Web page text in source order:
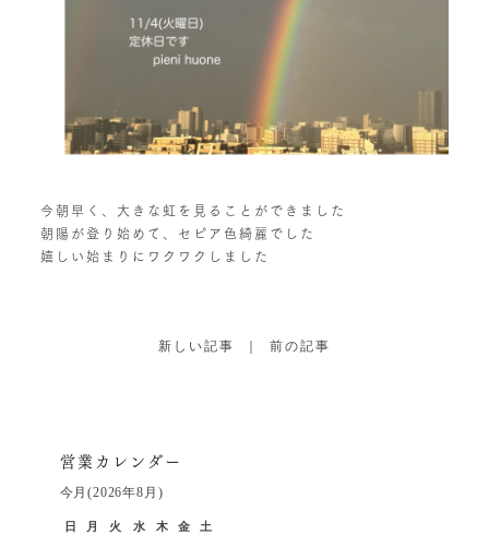
今朝早く、大きな虹を見ることができました
朝陽が登り始めて、セピア色綺麗でした
嬉しい始まりにワクワクしました
新しい記事 前の記事
営業カレンダー
今月(2026年8月)
日 月 火 水 木 金 土